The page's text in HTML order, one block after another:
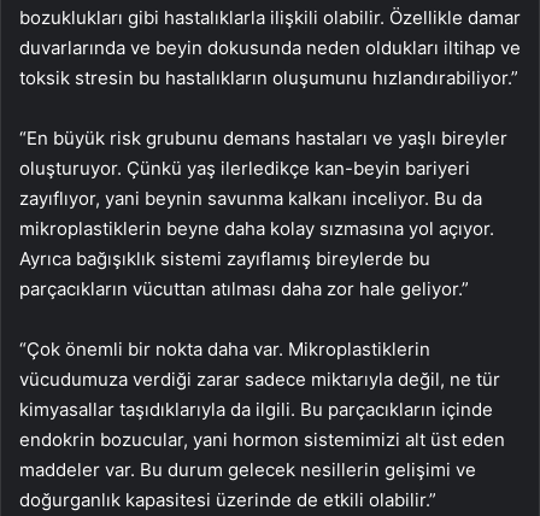
bozuklukları gibi hastalıklarla ilişkili olabilir. Özellikle damar
duvarlarında ve beyin dokusunda neden oldukları iltihap ve
toksik stresin bu hastalıkların oluşumunu hızlandırabiliyor.”
“En büyük risk grubunu demans hastaları ve yaşlı bireyler
oluşturuyor. Çünkü yaş ilerledikçe kan-beyin bariyeri
zayıflıyor, yani beynin savunma kalkanı inceliyor. Bu da
mikroplastiklerin beyne daha kolay sızmasına yol açıyor.
Ayrıca bağışıklık sistemi zayıflamış bireylerde bu
parçacıkların vücuttan atılması daha zor hale geliyor.”
“Çok önemli bir nokta daha var. Mikroplastiklerin
vücudumuza verdiği zarar sadece miktarıyla değil, ne tür
kimyasallar taşıdıklarıyla da ilgili. Bu parçacıkların içinde
endokrin bozucular, yani hormon sistemimizi alt üst eden
maddeler var. Bu durum gelecek nesillerin gelişimi ve
doğurganlık kapasitesi üzerinde de etkili olabilir.”